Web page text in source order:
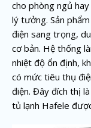
cho phòng ngủ
lý tưởng. Sản
điện sang trọng,
cơ bản. Hệ thống
nhiệt độ ổn định,
có mức tiêu thụ
điện. Đây đích thị
tủ lạnh Hafele